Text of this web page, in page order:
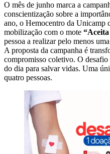
O mês de junho marca a
conscientização sobre a
ano, o Hemocentro da Unicamp
mobilização com o mote
pessoa a realizar pelo menos
A proposta da campanha é
compromisso coletivo. O desafio
do dia para salvar vidas. Uma
quatro pessoas.